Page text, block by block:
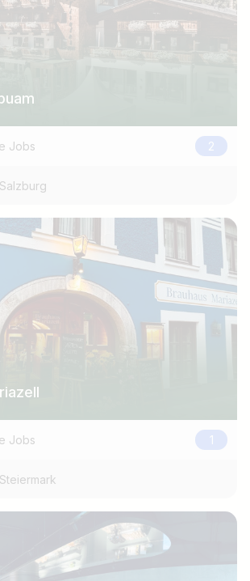
Jobs 2
Salzburg
Jobs 1
Steiermark